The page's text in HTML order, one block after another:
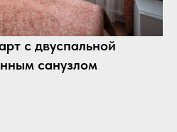
с двуспальной
санузлом